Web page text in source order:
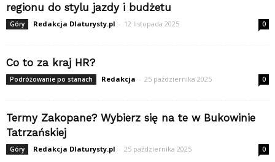
regionu do stylu jazdy i budżetu
Góry Redakcja Dlaturysty.pl - 12 listopada 2025 0
Co to za kraj HR?
Podróżowanie po stanach Redakcja - 25 października 2025 0
Termy Zakopane? Wybierz się na te w Bukowinie
Tatrzańskiej
Góry Redakcja Dlaturysty.pl - 25 października 2025 0